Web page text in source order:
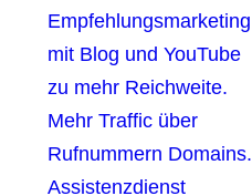
Empfehlungsmarketing
mit Blog und YouTube
zu mehr Reichweite.
Mehr Traffic über
Rufnummern Domains.
Assistenzdienst